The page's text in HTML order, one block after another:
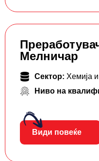
Мелничар
Сектор: Хемија и
Ниво на
Види повеќе